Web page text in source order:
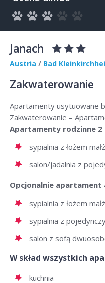
Janach
Austria / Bad
Zakwaterowanie
Apartamenty usytuowane
Zakwaterowanie –
Apartamenty rodzinne 2
sypialnia z łożem
salon/jadalnia z
Opcjonalnie apartament
sypialnia z łożem
sypialnia z
salon z sofą
W skład wszystkich
kuchnia